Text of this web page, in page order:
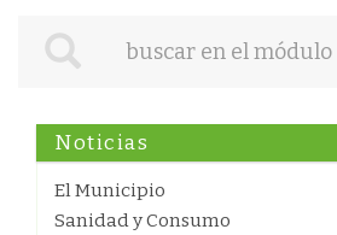
Noticias
El Municipio
Sanidad y Consumo